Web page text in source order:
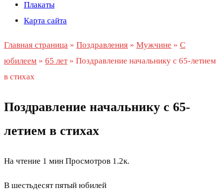
Плакаты
Карта сайта
Главная страница » Поздравления » Мужчине » С
юбилеем » 65 лет» Поздравление начальнику с 65-летием
в стихах
Поздравление начальнику с 65-
летием в стихах
На чтение 1 мин Просмотров 1.2к.
В шестьдесят пятый юбилей